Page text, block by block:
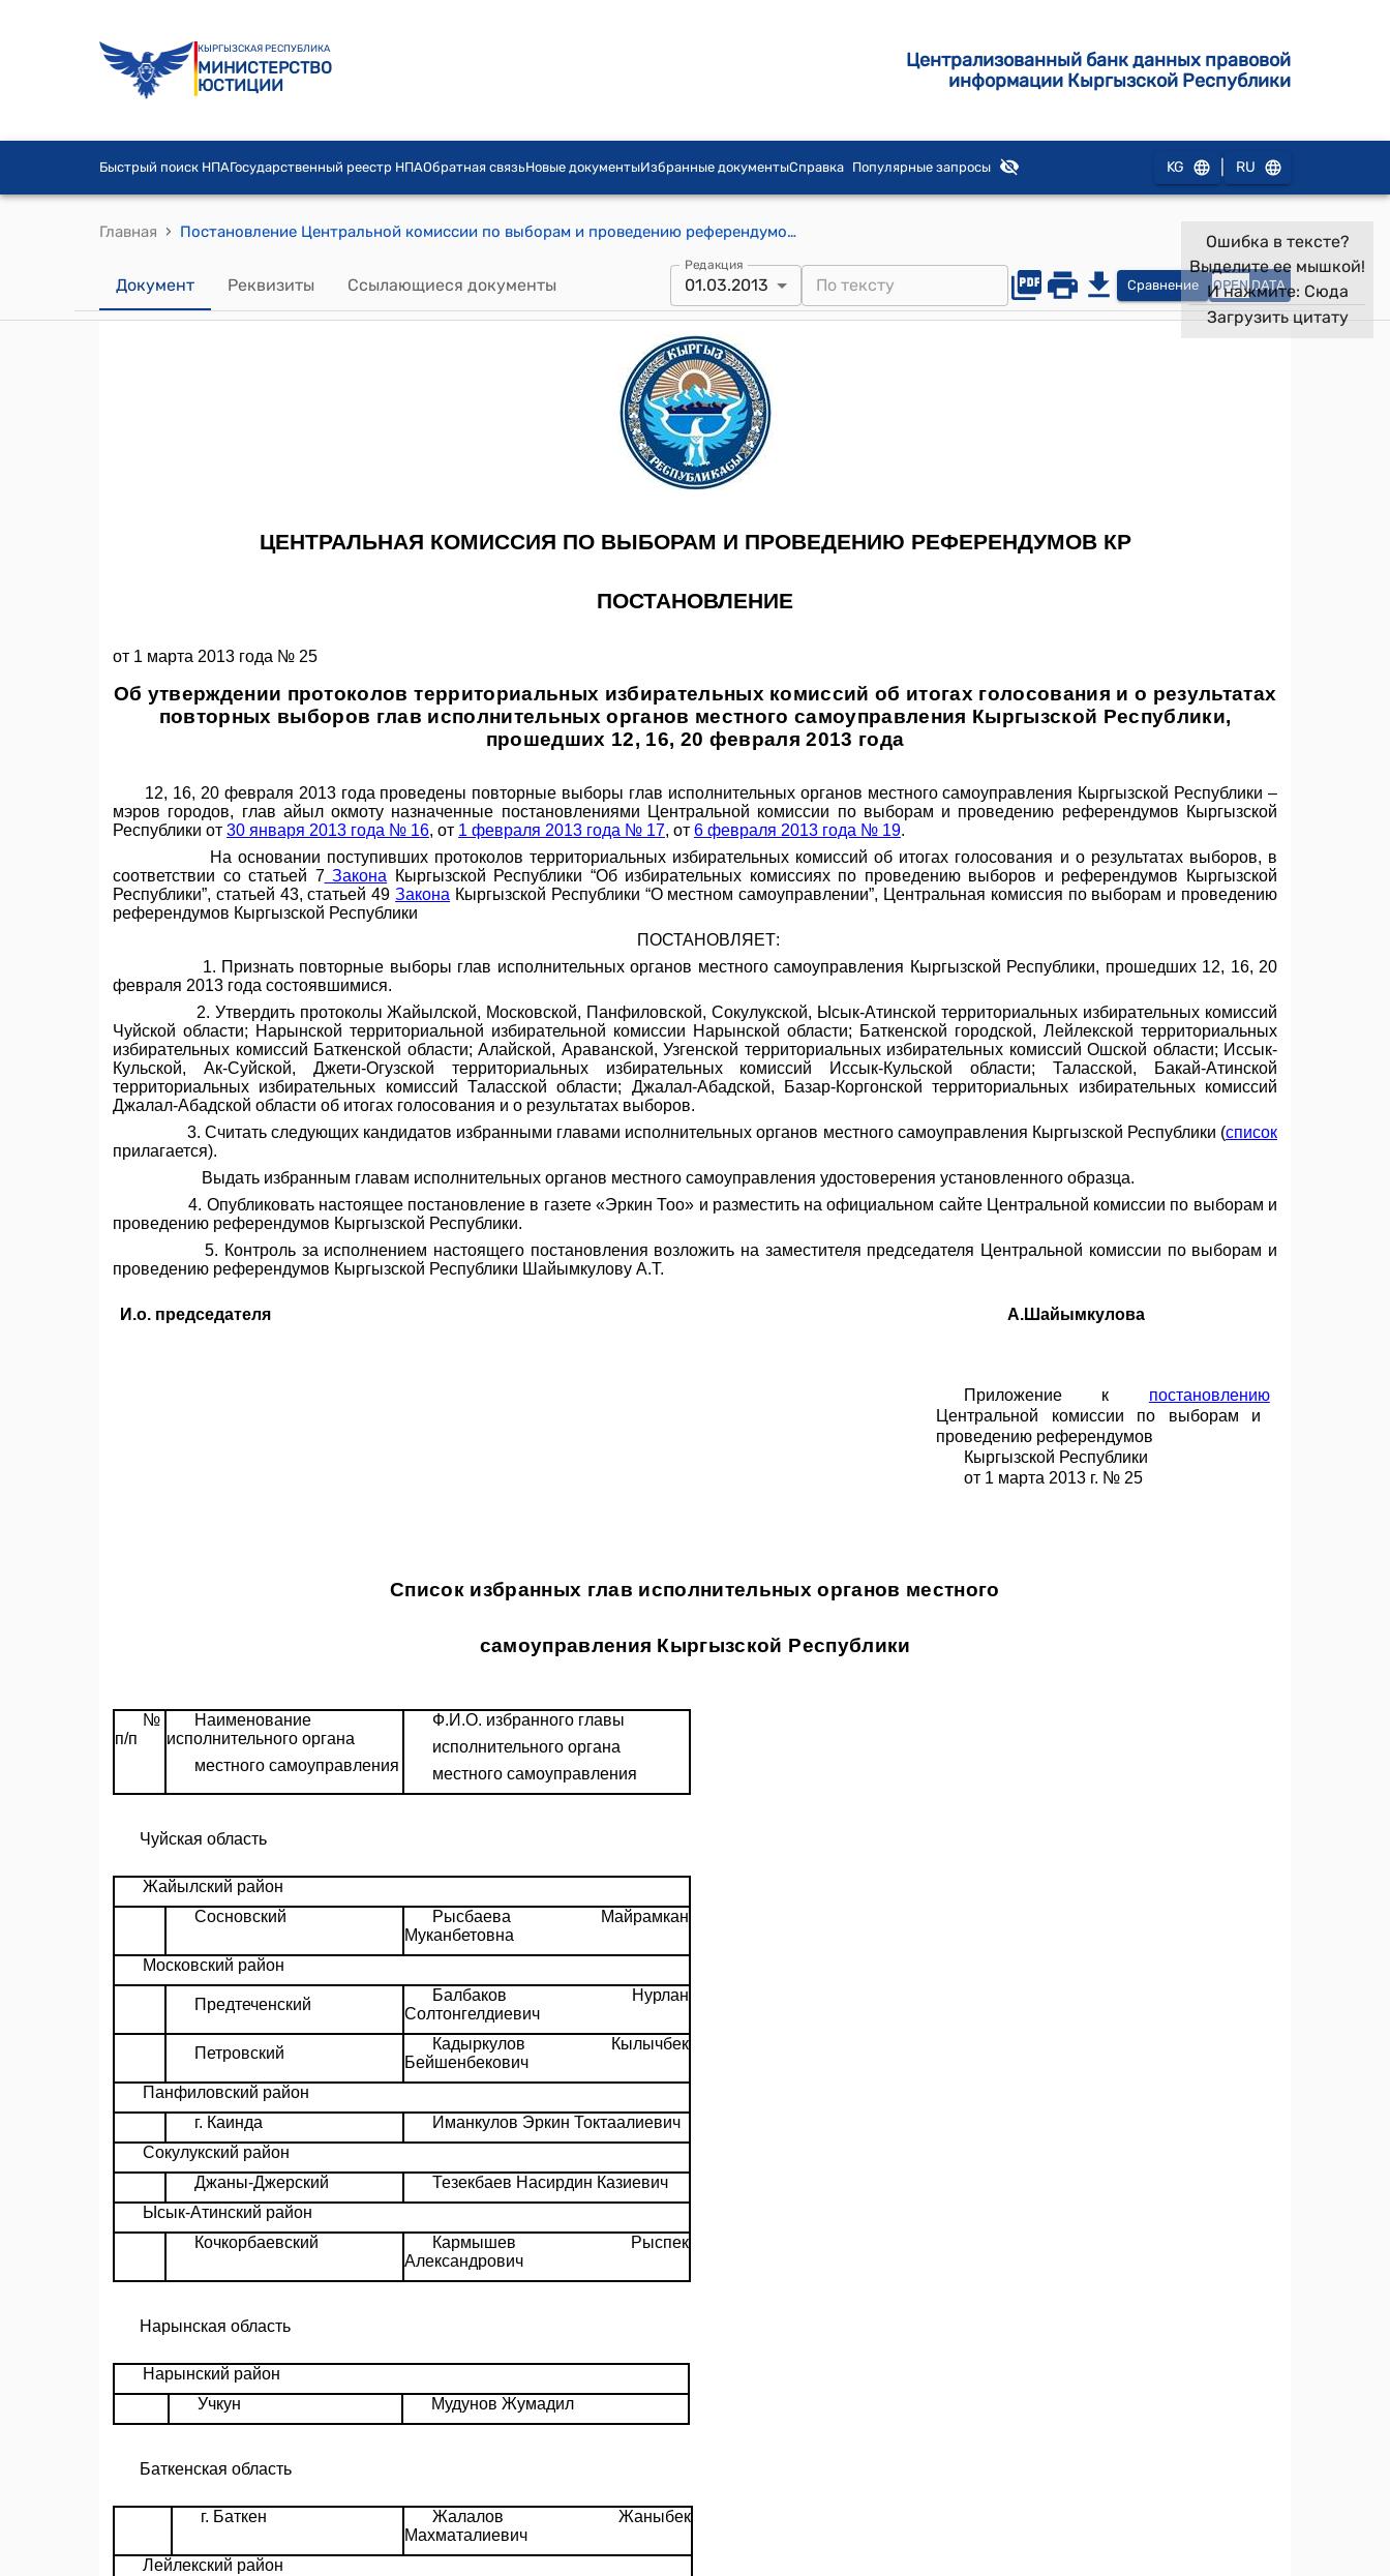
КЫРГЫЗСКАЯ РЕСПУБЛИКА
МИНИСТЕРСТВО
ЮСТИЦИИ
Централизованный банк данных правовой
информации Кыргызской Республики
Быстрый поиск НПАГосударственный реестр НПАОбратная связьНовые документыИзбранные документыСправка Популярные запросы KG RU
Главная › Постановление Центральной комиссии по выборам и проведению референдумов КР от 1 марта 2013 года № 25 "Об утверждении протоколов территориальных избирательных комиссий об итогах голосования и о результатах повторных выборов глав исполнительных органов местного самоуправления Кыргызской Республики, прошедших 12, 16, 20 февраля 2013 года"
Документ Реквизиты Ссылающиеся документы
Редакция
01.03.2013 Сравнение OPEN DATA
Ошибка в тексте?
Выделите ее мышкой!
И нажмите: Сюда
Загрузить цитату